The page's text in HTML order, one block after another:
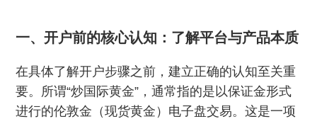
一、开户前的核心认知：了解平台与产品本质
在具体了解开户步骤之前，建立正确的认知至关重
要。所谓“炒国际黄金”，通常指的是以保证金形式
进行的伦敦金（现货黄金）电子盘交易。这是一项